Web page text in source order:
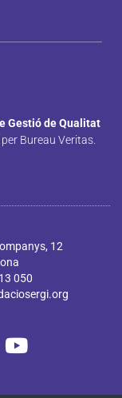
Gestió de Qualitat
Bureau Veritas.
12
050